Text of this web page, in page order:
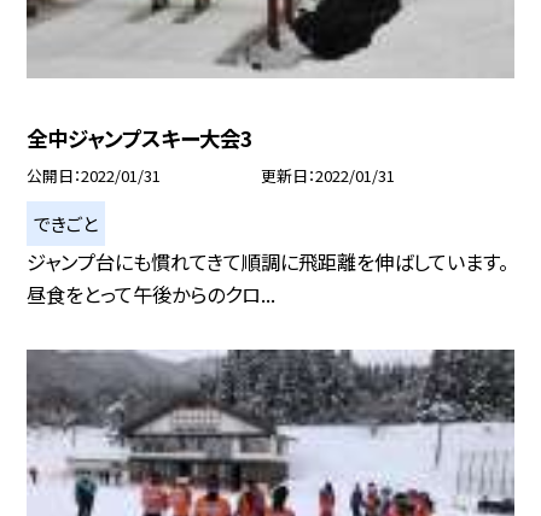
全中ジャンプスキー大会3
公開日 2022/01/31 更新日 2022/01/31
できごと
ジャンプ台にも慣れてきて順調に飛距離を伸ばしています。
昼食をとって午後からのクロ...